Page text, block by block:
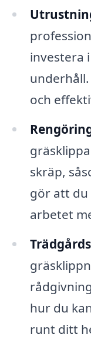
investera
och
skräp,
gör att du
arbetet
hur du
runt ditt